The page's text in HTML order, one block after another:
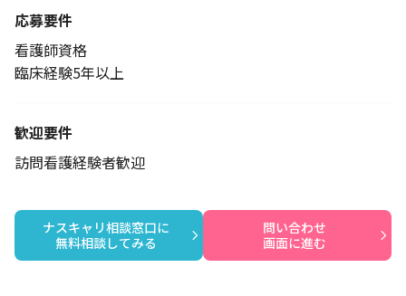
応募要件
看護師資格
臨床経験5年以上
歓迎要件
訪問看護経験者歓迎
ナスキャリ相談窓口に
無料相談してみる
問い合わせ
画面に進む